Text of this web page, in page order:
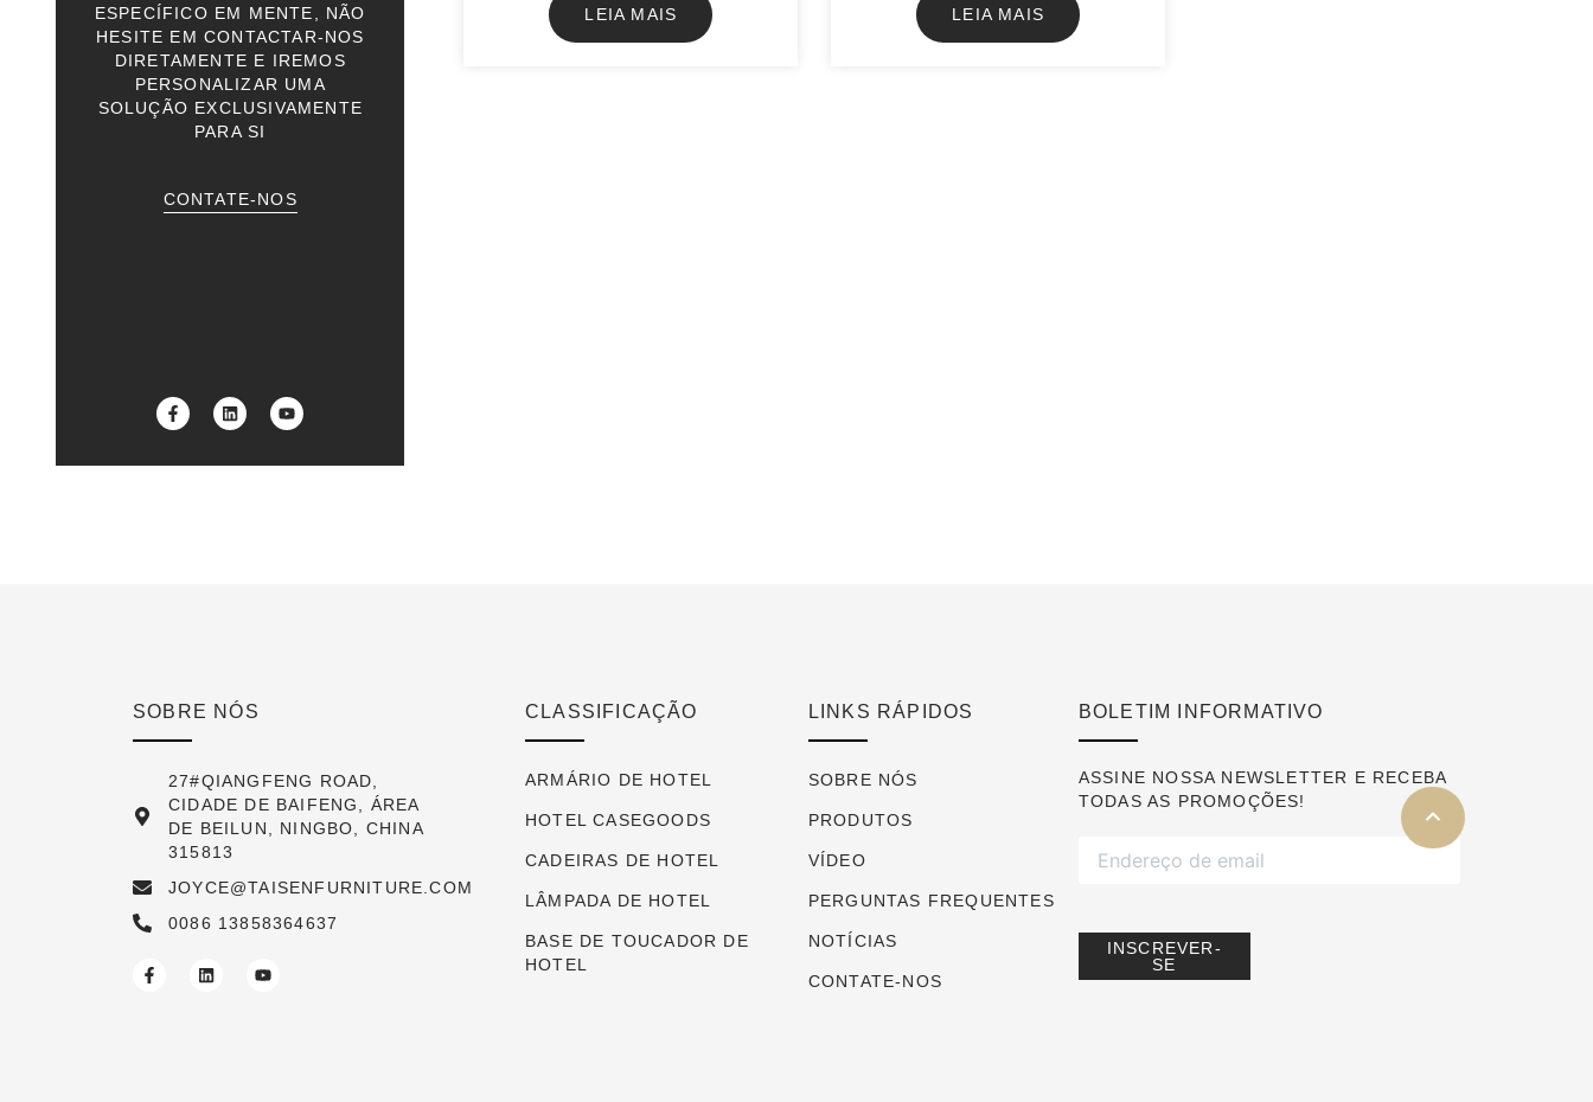
ESPECÍFICO EM MENTE, NÃO
HESITE EM CONTACTAR-NOS
DIRETAMENTE E IREMOS
PERSONALIZAR UMA
SOLUÇÃO EXCLUSIVAMENTE
PARA SI
CONTATE-NOS
LEIA MAIS LEIA MAIS
SOBRE NÓS
27#QIANGFENG ROAD,
CIDADE DE BAIFENG, ÁREA
DE BEILUN, NINGBO, CHINA
315813
JOYCE@TAISENFURNITURE.COM
0086 13858364637
CLASSIFICAÇÃO
ARMÁRIO DE HOTEL
HOTEL CASEGOODS
CADEIRAS DE HOTEL
LÂMPADA DE HOTEL
BASE DE TOUCADOR DE
HOTEL
LINKS RÁPIDOS
SOBRE NÓS
PRODUTOS
VÍDEO
PERGUNTAS FREQUENTES
NOTÍCIAS
CONTATE-NOS
BOLETIM INFORMATIVO
ASSINE NOSSA NEWSLETTER E RECEBA
TODAS AS PROMOÇÕES!
INSCREVER-
SE